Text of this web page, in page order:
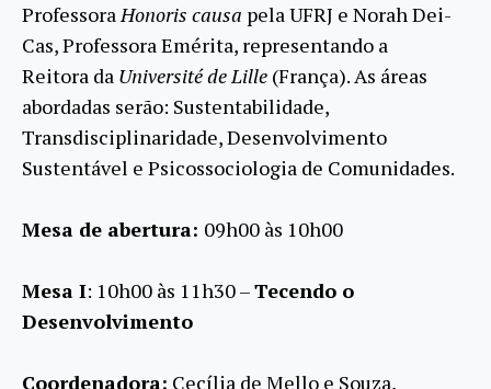
ProfessoraHonoris causa pela UFRJ e Norah Dei-
Cas, Professora Emérita, representando a
Reitora da Université de Lille (França). As áreas
abordadas serão: Sustentabilidade,
Transdisciplinaridade, Desenvolvimento
Sustentável e Psicossociologia de Comunidades.
Mesa de abertura: 09h00 às 10h00
Mesa I: 10h00 às 11h30 –Tecendo o
Desenvolvimento
Coordenadora: Cecília de Mello e Souza,